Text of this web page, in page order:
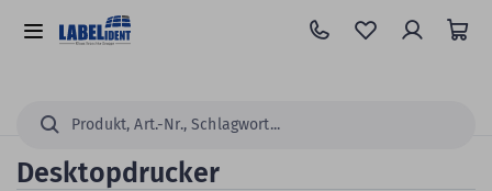
Hauptinhalt
springen
Alle
Suchen...
Desktopdrucker